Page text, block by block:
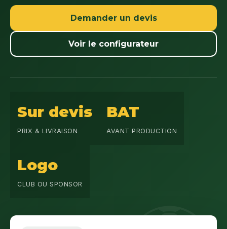
Demander un devis
Voir le configurateur
Sur devis
PRIX & LIVRAISON
BAT
AVANT PRODUCTION
Logo
CLUB OU SPONSOR